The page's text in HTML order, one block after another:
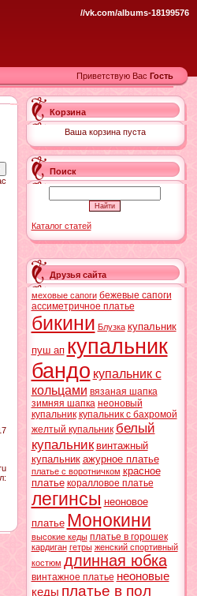
//vk.com/albums-18199576
Приветствую Вас Гость
:
Корзина
Ваша корзина пуста
Поиск
Каталог статей
Друзья сайта
меховые сапоги бежевые сапоги
ассиметричное платье
бикини Блузка купальник
пуш ап купальник
бандо купальник с
кольцами вязаная шапка
зимняя шапка неоновый
купальник купальник с бахромой
желтый купальник белый
купальник винтажный
купальник ажурное платье
платье с воротничком красное
платье коралловое платье
легинсы неоновое
платье Монокини
высокие кеды платье в горошек
кардиган гетры женский спортивный
костюм длинная юбка
винтажное платье неоновые
кеды платье в пол